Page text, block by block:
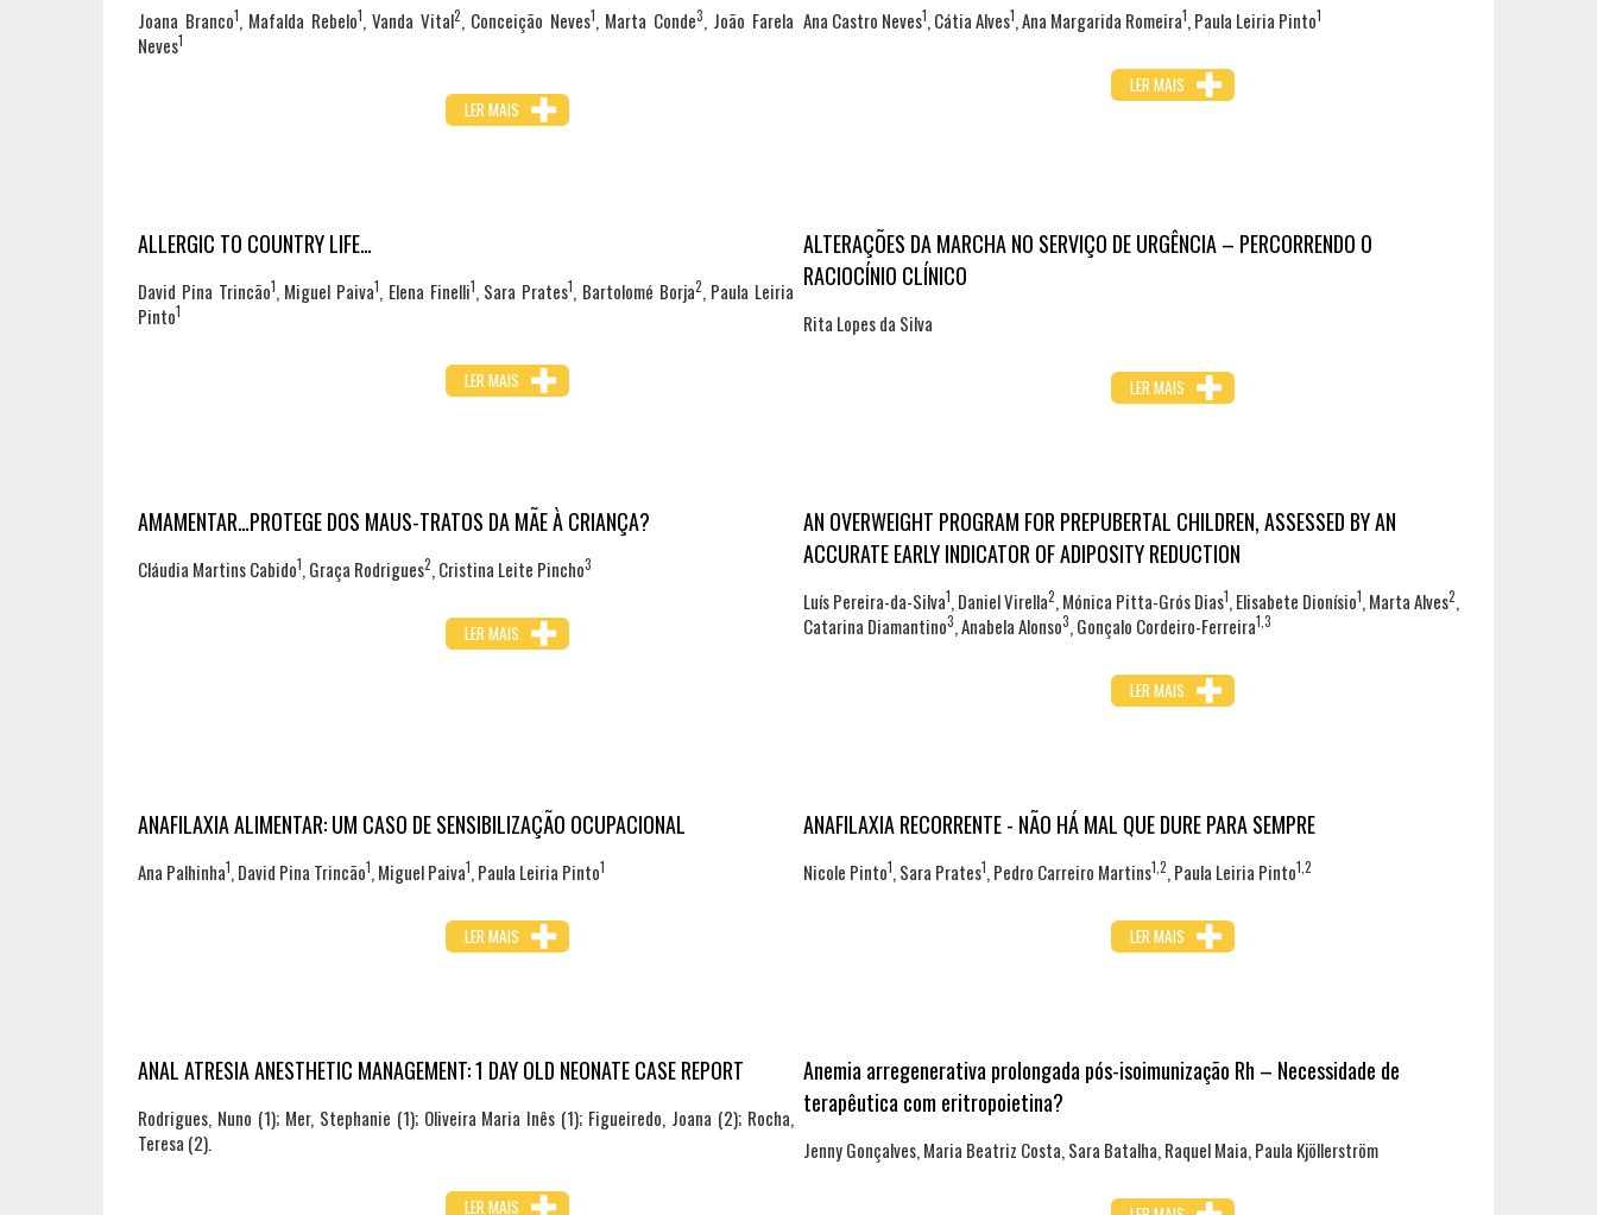
Joana Branco1, Mafalda Rebelo1, Vanda Vital2, Conceição Neves1, Marta Conde3, João Farela
Neves1
LER MAIS
Ana Castro Neves1, Cátia Alves1, Ana Margarida Romeira1, Paula Leiria Pinto1
LER MAIS
ALLERGIC TO COUNTRY LIFE…
David Pina Trincão1, Miguel Paiva1, Elena Finelli1, Sara Prates1, Bartolomé Borja2, Paula Leiria
Pinto1
LER MAIS
ALTERAÇÕES DA MARCHA NO SERVIÇO DE URGÊNCIA – PERCORRENDO O
RACIOCÍNIO CLÍNICO
Rita Lopes da Silva
LER MAIS
AMAMENTAR…PROTEGE DOS MAUS-TRATOS DA MÃE À CRIANÇA?
Cláudia Martins Cabido1, Graça Rodrigues2, Cristina Leite Pincho3
LER MAIS
AN OVERWEIGHT PROGRAM FOR PREPUBERTAL CHILDREN, ASSESSED BY AN
ACCURATE EARLY INDICATOR OF ADIPOSITY REDUCTION
Luís Pereira-da-Silva1, Daniel Virella2, Mónica Pitta-Grós Dias1, Elisabete Dionísio1, Marta Alves2,
Catarina Diamantino3, Anabela Alonso3, Gonçalo Cordeiro-Ferreira1,3
LER MAIS
ANAFILAXIA ALIMENTAR: UM CASO DE SENSIBILIZAÇÃO OCUPACIONAL
Ana Palhinha1, David Pina Trincão1, Miguel Paiva1, Paula Leiria Pinto1
LER MAIS
ANAFILAXIA RECORRENTE - NÃO HÁ MAL QUE DURE PARA SEMPRE
Nicole Pinto1, Sara Prates1, Pedro Carreiro Martins1,2, Paula Leiria Pinto1,2
LER MAIS
ANAL ATRESIA ANESTHETIC MANAGEMENT: 1 DAY OLD NEONATE CASE REPORT
Rodrigues, Nuno (1); Mer, Stephanie (1); Oliveira Maria Inês (1); Figueiredo, Joana (2); Rocha,
Teresa (2).
LER MAIS
Anemia arregenerativa prolongada pós-isoimunização Rh – Necessidade de
terapêutica com eritropoietina?
Jenny Gonçalves, Maria Beatriz Costa, Sara Batalha, Raquel Maia, Paula Kjöllerström